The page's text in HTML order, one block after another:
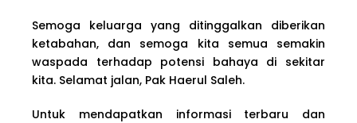
Semoga keluarga yang ditinggalkan diberikan
ketabahan, dan semoga kita semua semakin
waspada terhadap potensi bahaya di sekitar
kita. Selamat jalan, Pak Haerul Saleh.
Untuk mendapatkan informasi terbaru dan